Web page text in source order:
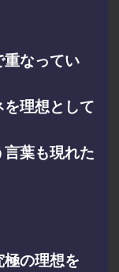
重なってい
理想として
言葉も現れた
極の理想を